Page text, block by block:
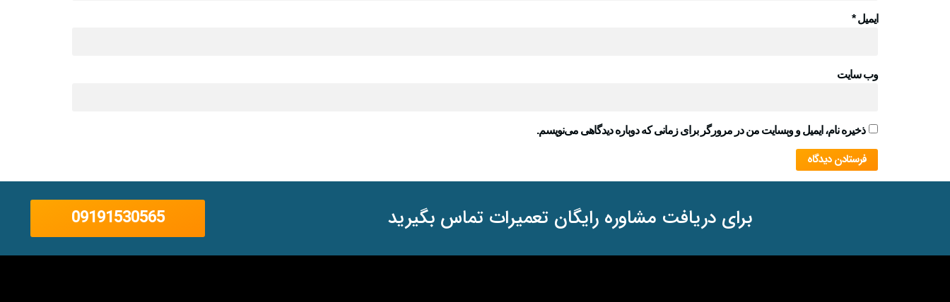
ایمیل*
وب‌ سایت
ذخیره نام، ایمیل و وبسایت من در مرورگر برای زمانی که دوباره دیدگاهی می‌نویسم.
برای دریافت مشاوره رایگان تعمیرات تماس بگیرید 09191530565